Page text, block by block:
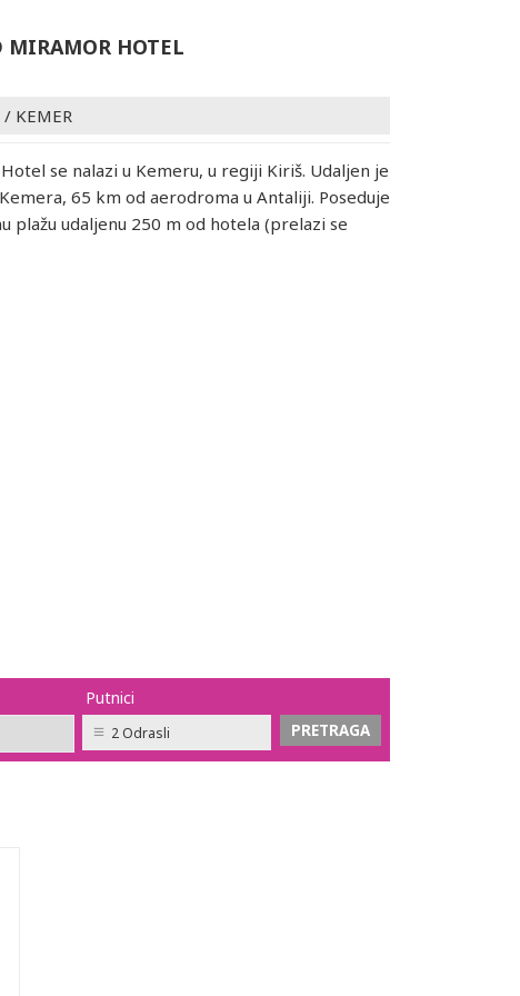
MIRAMOR HOTEL
/ KEMER
se nalazi u Kemeru, u regiji Kiriš. Udaljen je
65 km od aerodroma u Antaliji. Poseduje
plažu udaljenu 250 m od hotela (prelazi se
Putnici
2 Odrasli